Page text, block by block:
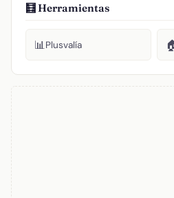
🧮 Herramientas
📊Plusvalía